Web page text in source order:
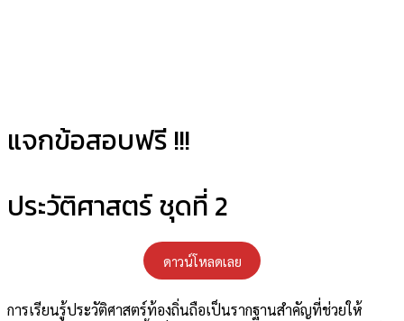
แจกข้อสอบฟรี !!!​
ประวัติศาสตร์ ชุดที่ 2
ดาวน์โหลดเลย
การเรียนรู้ประวัติศาสตร์ท้องถิ่นถือเป็นรากฐานสำคัญที่ช่วยให้